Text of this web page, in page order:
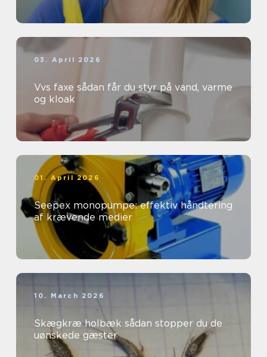
03. April 2026
Vvs faxe sådan får du styr på vand, varme
og kloak
01. April 2026
Seepex monopumpe: effektiv håndtering
af krævende medier
10. March 2026
Skægkræ holbæk sådan stopper du de
uønskede gæster